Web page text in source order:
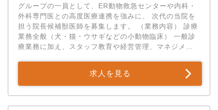
グループの一員として、ER動物救急センターや内科・
外科専門医との高度医療連携を強みに、 次代の当院を
担う院長候補獣医師を募集します。 （業務内容） 診療
業務全般（犬・猫・ウサギなどの小動物臨床） 一般診
療業務に加え、スタッフ教育や経営管理、マネジメン
年の確かな顧客基盤」からスタートできる 新規開業で
最も困難な「集客（認知）」のフェーズが既に完了し
ています。 2世代・3世代と家族ぐるみで通ってくださ
る膨大なアドバンテージがある状態で院長職を引き継
求人を見る